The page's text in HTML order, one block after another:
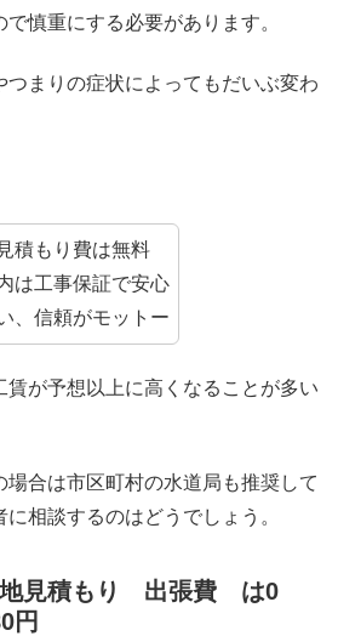
慎重にする必要があります。
つまりの症状によってもだいぶ変わ
積もり費は無料
は工事保証で安心
、信頼がモットー
賃が予想以上に高くなることが多い
合は市区町村の水道局も推奨して
相談するのはどうでしょう。
見積もり 出張費 は0
円